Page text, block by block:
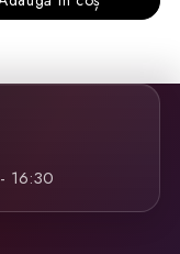
16:30